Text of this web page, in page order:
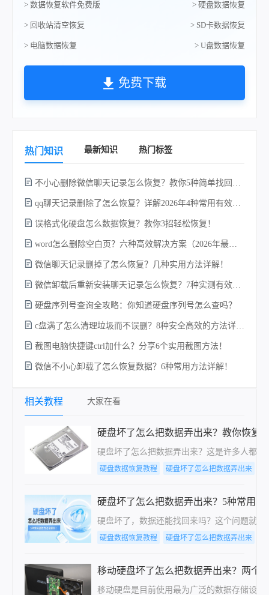
> 数据恢复软件免费版 > 硬盘数据恢复
> 回收站清空恢复 > SD卡数据恢复
> 电脑数据恢复 > U盘数据恢复
免费下载
热门知识 最新知识 热门标签
误格式化硬盘怎么数据恢复？教你3招轻松恢复！
微信聊天记录删掉了怎么恢复？几种实用方法详解！
硬盘序列号查询全攻略：你知道硬盘序列号怎么查吗？
截图电脑快捷键ctrl加什么？分享6个实用截图方法！
微信不小心卸载了怎么恢复数据？6种常用方法详解！
相关教程 大家在看
硬盘坏了怎么把数据弄出来？教你恢复
硬盘坏了怎么把数据弄出来？这是许多人都
硬盘数据恢复教程 硬盘坏了怎么把数据弄出来
硬盘坏了怎么把数据弄出来？5种常用高
硬盘坏了，数据还能找回来吗？这个问题就
硬盘数据恢复教程 硬盘坏了怎么把数据弄出来
移动硬盘坏了怎么把数据弄出来？两个
移动硬盘是目前使用最为广泛的数据存储设